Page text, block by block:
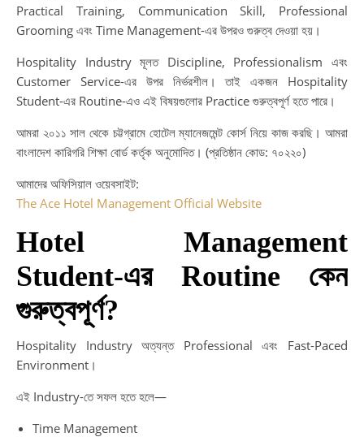
Practical Training, Communication Skill, Professional
Grooming এবং Time Management-এর উপরও গুরুত্ব দেওয়া হয়।
Hospitality Industry মূলত Discipline, Professionalism এবং
Customer Service-এর উপর নির্ভরশীল। তাই একজন Hospitality
Student-এর Routine-এও এই বিষয়গুলোর Practice গুরুত্বপূর্ণ হতে পারে।
আমরা ২০১১ সাল থেকে চট্টগ্রামে হোটেল ম্যানেজমেন্ট কোর্স নিয়ে কাজ করছি। আমরা
বাংলাদেশ কারিগরি শিক্ষা বোর্ড কর্তৃক অনুমোদিত। (প্রতিষ্ঠান কোড: ৭০২২০)
আমাদের অফিসিয়াল ওয়েবসাইট:
The Ace Hotel Management Official Website
Hotel Management
Student-এর Routine কেন
গুরুত্বপূর্ণ?
Hospitality Industry অত্যন্ত Professional এবং Fast-Paced
Environment।
এই Industry-তে সফল হতে হলে—
Time Management